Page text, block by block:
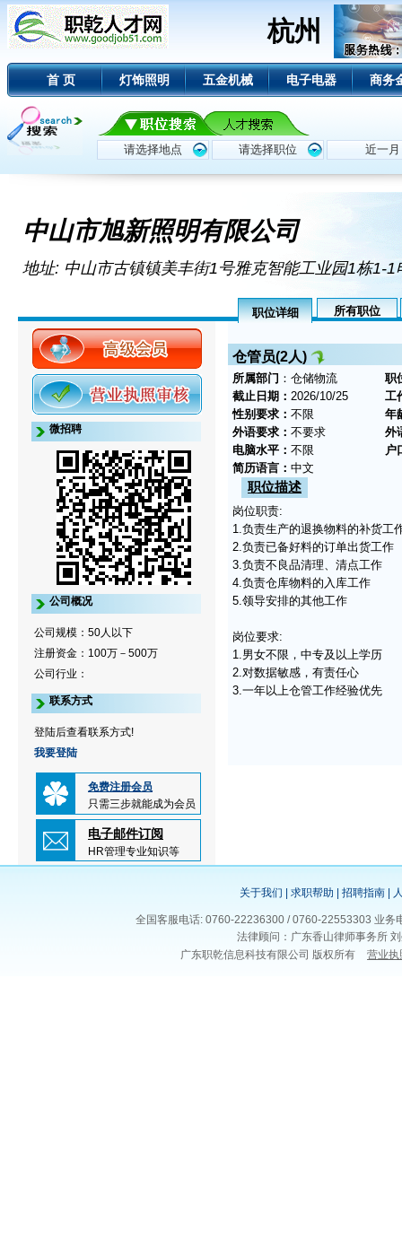
杭州
首 页 灯饰照明 五金机械 电子电器 商务
中山市旭新照明有限公司
地址: 中山市古镇镇美丰街1号雅克智能工业园1栋1-1
职位详细 所有职位
微招聘
公司概况
公司规模：50人以下
注册资金：100万－500万
公司行业：
联系方式
登陆后查看联系方式!
我要登陆
免费注册会员
只需三步就能成为会员
电子邮件订阅
HR管理专业知识等
仓管员(2人)
所属部门 ：仓储物流
职
截止日期： 2026/10/25
工
性别要求： 不限
年
外语要求： 不要求
外
电脑水平： 不限
户
简历语言： 中文
职位描述
岗位职责:
1.负责生产的退换物料的补货工
2.负责已备好料的订单出货工作
3.负责不良品清理、清点工作
4.负责仓库物料的入库工作
5.领导安排的其他工作
岗位要求:
1.男女不限，中专及以上学历
2.对数据敏感，有责任心
3.一年以上仓管工作经验优先
关于我们 求职帮助 招聘指南
全国客服电话: 0760-22236300 / 0760-22553303 业
法律顾问：广东香山律师事务所
广东职乾信息科技有限公司 版权所有
营业执